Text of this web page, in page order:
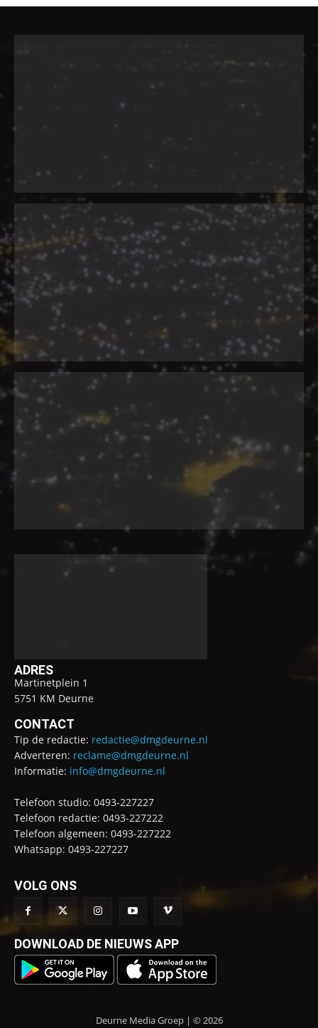
ADRES
Martinetplein 1
5751 KM Deurne
CONTACT
Tip de redactie: redactie@dmgdeurne.nl
Adverteren: reclame@dmgdeurne.nl
Informatie: info@dmgdeurne.nl
Telefoon studio: 0493-227227
Telefoon redactie: 0493-227222
Telefoon algemeen: 0493-227222
Whatsapp: 0493-227227
VOLG ONS
DOWNLOAD DE NIEUWS APP
Deurne Media Groep | © 2026